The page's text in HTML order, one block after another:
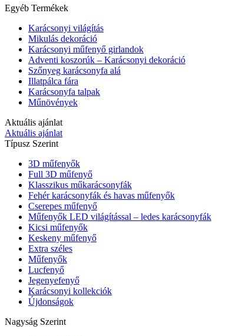
Egyéb Termékek
Karácsonyi világítás
Mikulás dekoráció
Karácsonyi műfenyő girlandok
Adventi koszorúk – Karácsonyi dekoráció
Szőnyeg karácsonyfa alá
Illatpálca fára
Karácsonyfa talpak
Műnövények
Aktuális ajánlat
Aktuális ajánlat
Típusz Szerint
3D műfenyők
Full 3D műfenyő
Klasszikus műkarácsonyfák
Fehér karácsonyfák és havas műfenyők
Cserepes műfenyő
Műfenyők LED világítással – ledes karácsonyfák
Kicsi műfenyők
Keskeny műfenyő
Extra széles
Műfenyők
Lucfenyő
Jegenyefenyő
Karácsonyi kollekciók
Újdonságok
Nagyság Szerint